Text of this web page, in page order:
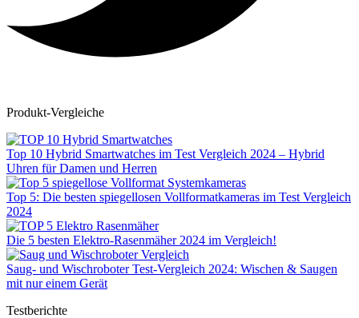
Produkt-Vergleiche
Top 10 Hybrid Smartwatches im Test Vergleich 2024 – Hybrid
Uhren für Damen und Herren
Top 5: Die besten spiegellosen Vollformatkameras im Test Vergleich
2024
Die 5 besten Elektro-Rasenmäher 2024 im Vergleich!
Saug- und Wischroboter Test-Vergleich 2024: Wischen & Saugen
mit nur einem Gerät
Testberichte